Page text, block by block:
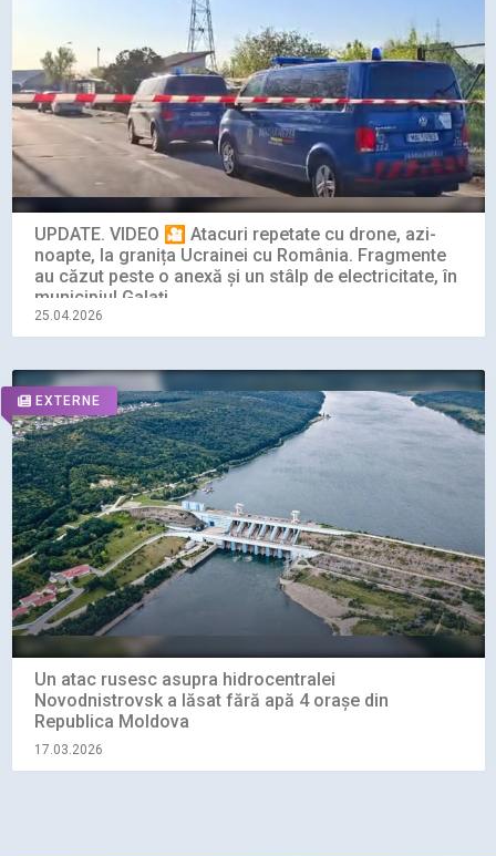
UPDATE. VIDEO 🎦 Atacuri repetate cu drone, azi-
noapte, la granița Ucrainei cu România. Fragmente
au căzut peste o anexă și un stâlp de electricitate, în
municipiul Galați
25.04.2026
EXTERNE
Un atac rusesc asupra hidrocentralei
Novodnistrovsk a lăsat fără apă 4 orașe din
Republica Moldova
17.03.2026